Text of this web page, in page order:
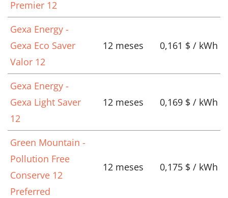
Premier 12
Gexa Energy -
Gexa Eco Saver
Valor 12
12 meses 0,161 $ / kWh
Gexa Energy -
Gexa Light Saver
12
12 meses 0,169 $ / kWh
Green Mountain -
Pollution Free
Conserve 12
Preferred
12 meses 0,175 $ / kWh